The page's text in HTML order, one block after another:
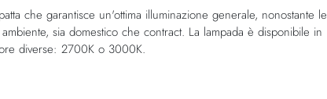
che garantisce un'ottima illuminazione generale, nonostante le
sia domestico che contract. La lampada è disponibile in
diverse: 2700K o 3000K.